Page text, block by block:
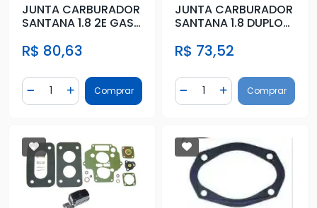
JUNTA CARBURADOR
SANTANA 1.8 2E GAS
R$ 80,63
Diminuir Quantidade
Quantidade
Adicionar Quantidade
Comprar
JUNTA CARBURADOR
SANTANA 1.8 DUPLO
R$ 73,52
Diminuir Quantidade
Quantidade
AdicionarComprar